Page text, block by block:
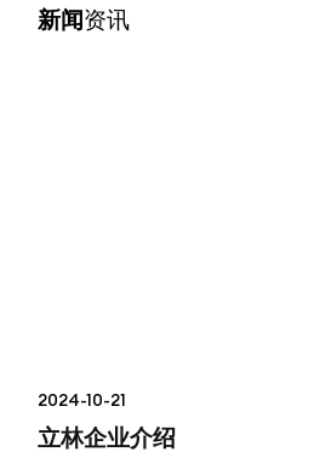
新闻资讯
2024-10-21
立林企业介绍